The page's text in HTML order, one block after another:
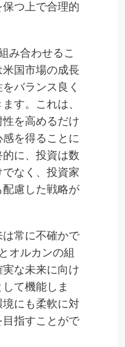
保つ上で合理的
み合わせるこ
国市場の成長
バランス良く
す。これは、
を高めるだけ
を得ることに
に、投資は数
なく、投資家
慮した戦略が
常に不確かで
オルカンの組
な未来に向け
て機能しま
にも柔軟に対
指すことがで